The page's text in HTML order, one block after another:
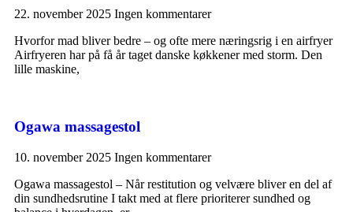
22. november 2025 Ingen kommentarer
Hvorfor mad bliver bedre – og ofte mere næringsrig i en airfryer
Airfryeren har på få år taget danske køkkener med storm. Den
lille maskine,
Ogawa massagestol
10. november 2025 Ingen kommentarer
Ogawa massagestol – Når restitution og velvære bliver en del af
din sundhedsrutine I takt med at flere prioriterer sundhed og